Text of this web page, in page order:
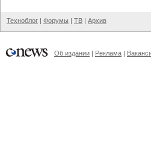
Техноблог | Форумы | ТВ | Архив
Об издании | Реклама |